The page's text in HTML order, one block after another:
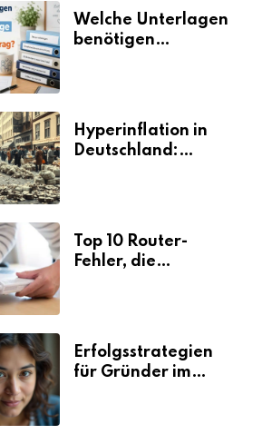
Umsätze machen
Welche Unterlagen
benötigen
Hyperinflation in
Deutschland:
Top 10 Router-
Fehler, die
Erfolgsstrategien
für Gründer im